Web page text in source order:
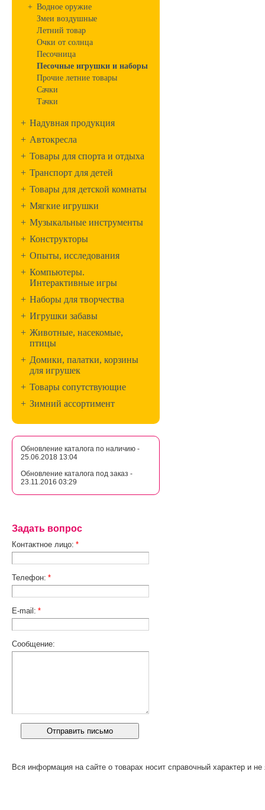
+ Водное оружие
Змеи воздушные
Летний товар
Очки от солнца
Песочница
Песочные игрушки и наборы
Прочие летние товары
Сачки
Тачки
+ Надувная продукция
+ Автокресла
+ Товары для спорта и отдыха
+ Транспорт для детей
+ Товары для детской комнаты
+ Мягкие игрушки
+ Музыкальные инструменты
+ Конструкторы
+ Опыты, исследования
+ Компьютеры.
Интерактивные игры
+ Наборы для творчества
+ Игрушки забавы
+ Животные, насекомые,
птицы
+ Домики, палатки, корзины
для игрушек
+ Товары сопутствующие
+ Зимний ассортимент
Обновление каталога по наличию -
25.06.2018 13:04
Обновление каталога под заказ -
23.11.2016 03:29
Задать вопрос
Контактное лицо: *
Телефон: *
E-mail: *
Сообщение:
Вся информация на сайте о товарах носит справочный характер и